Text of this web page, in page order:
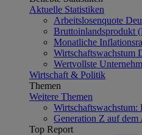
Aktuelle Statistiken
Arbeitslosenquote
Bruttoinlandsprodukt
Monatliche
Wirtschaftswachstum
Wertvollste
Wirtschaft & Politik
Themen
Weitere Themen
Wirtschaftswachstum:
Generation Z auf
Top Report